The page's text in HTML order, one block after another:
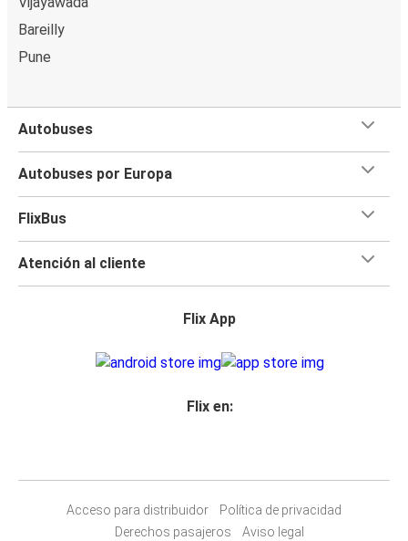
Bareilly
Pune
Autobuses
Autobuses por Europa
FlixBus
Atención al cliente
Flix App
Flix en:
Acceso para distribuidor
Política de privacidad
Derechos pasajeros
Aviso legal